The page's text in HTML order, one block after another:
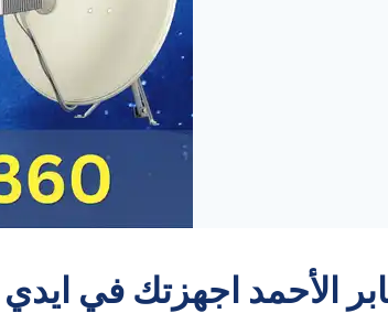
اجهزتك في ايدي امينة